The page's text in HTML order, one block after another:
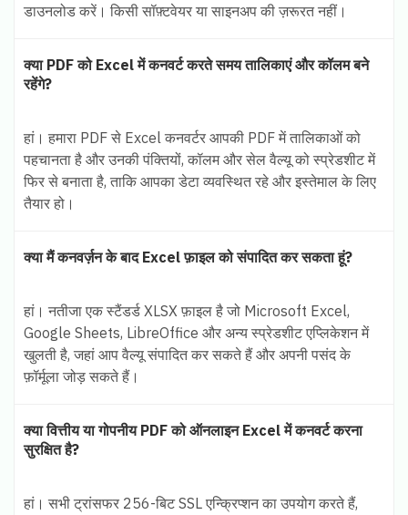
डाउनलोड करें। किसी सॉफ़्टवेयर या साइनअप की ज़रूरत नहीं।
क्या PDF को Excel में कनवर्ट करते समय तालिकाएं और कॉलम बने
रहेंगे?
हां। हमारा PDF से Excel कनवर्टर आपकी PDF में तालिकाओं को
पहचानता है और उनकी पंक्तियों, कॉलम और सेल वैल्यू को स्प्रेडशीट में
फिर से बनाता है, ताकि आपका डेटा व्यवस्थित रहे और इस्तेमाल के लिए
तैयार हो।
क्या मैं कनवर्ज़न के बाद Excel फ़ाइल को संपादित कर सकता हूं?
हां। नतीजा एक स्टैंडर्ड XLSX फ़ाइल है जो Microsoft Excel,
Google Sheets, LibreOffice और अन्य स्प्रेडशीट एप्लिकेशन में
खुलती है, जहां आप वैल्यू संपादित कर सकते हैं और अपनी पसंद के
फ़ॉर्मूला जोड़ सकते हैं।
क्या वित्तीय या गोपनीय PDF को ऑनलाइन Excel में कनवर्ट करना
सुरक्षित है?
हां। सभी ट्रांसफर 256-बिट SSL एन्क्रिप्शन का उपयोग करते हैं,